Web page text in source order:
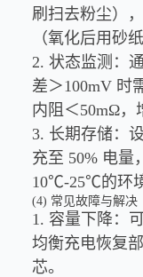
刷扫去粉尘）
（氧化后用砂
2. 状态监测：
差＞100mV 时
内阻＜50mΩ，
3. 长期存储：
充至 50% 电量
10℃-25℃的环
(4) 常见故障与解决
1. 容量下降：
均衡充电恢复
芯。